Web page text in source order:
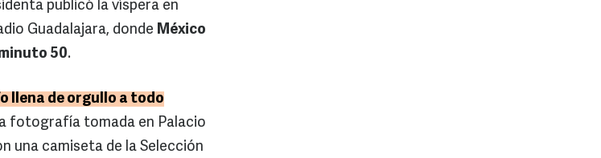
publicó la víspera en
Guadalajara, donde México
50.
llena de orgullo a todo
fotografía tomada en Palacio
una camiseta de la Selección